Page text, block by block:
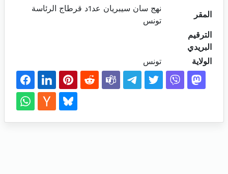
المقر
نهج سان سيبريان عد1د قرطاج الرئاسة
تونس
الترقيم
البريدي
الولاية
تونس